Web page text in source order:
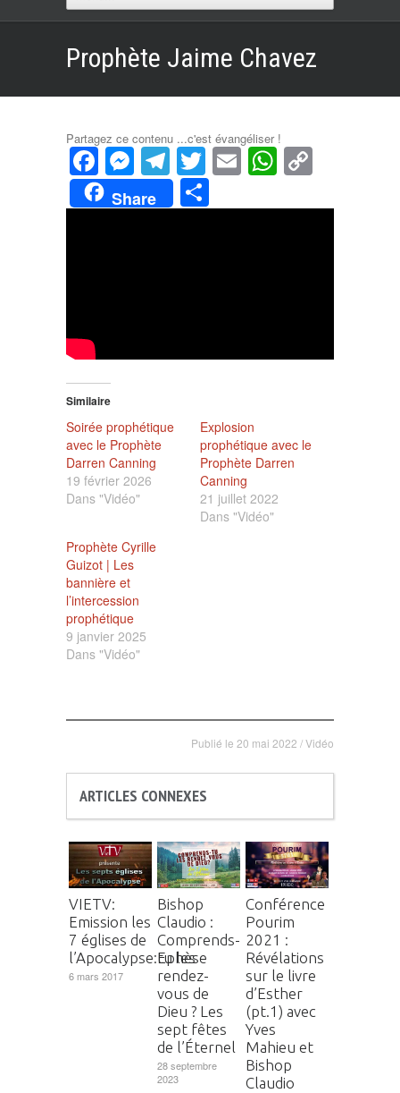
Prophète Jaime Chavez
Partagez ce contenu ...c'est évangéliser !
Facebook
Messenger
Telegram
Twitter
Email
Share
Similaire
Soirée prophétique
avec le Prophète
Darren Canning
19 février 2026
Dans "Vidéo"
Explosion
prophétique avec le
Prophète Darren
Canning
21 juillet 2022
Dans "Vidéo"
Prophète Cyrille
Guizot | Les
bannière et
l’intercession
prophétique
9 janvier 2025
Dans "Vidéo"
Publié le 20 mai 2022 /Vidéo
ARTICLES CONNEXES
VIETV:
Emission les
7 églises de
l’Apocalypse:Ephèse
6 mars 2017
Bishop
Claudio :
Comprends-
tu les
rendez-
vous de
Dieu ? Les
sept fêtes
de l’Éternel
28 septembre
2023
Conférence
Pourim
2021 :
Révélations
sur le livre
d’Esther
(pt.1) avec
Yves
Mahieu et
Bishop
Claudio